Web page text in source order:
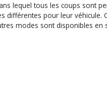
lequel tous les coups sont
différentes pour leur
modes sont disponibles en